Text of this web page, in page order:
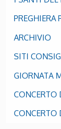
PREGHIERA
ARCHIVIO
SITI
GIORNATA
CONCERTO
CONCERTO